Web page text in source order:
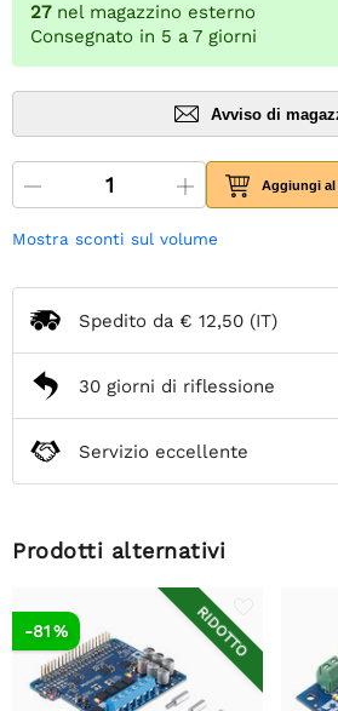
27 nel magazzino esterno
Consegnato in 5 a 7 giorni
Avviso di
Aggiungi al
Mostra sconti sul volume
Spedito da € 12,50 (IT)
30 giorni di riflessione
Servizio eccellente
Prodotti alternativi
RIDOTTO
-81 %